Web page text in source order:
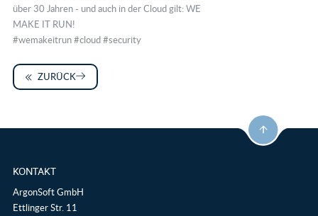
über 30 Jahren - und auch in der Cloud gilt: WE
MAKE IT RUN!
#wemakeitrun #cloud #security
ZURÜCK
KONTAKT
ArgonSoft GmbH
Ettlinger Str. 11